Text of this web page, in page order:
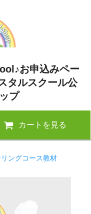
お申込みペー
タルスクール公
プ
カートを見る
ングコース教材